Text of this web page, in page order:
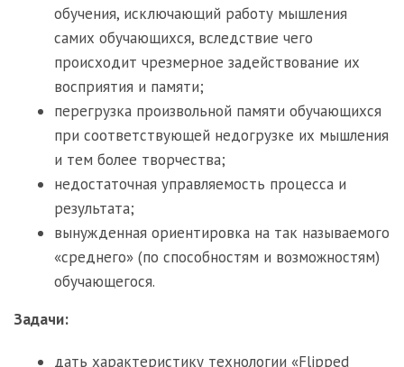
обучения, исключающий работу мышления
самих обучающихся, вследствие чего
происходит чрезмерное задействование их
восприятия и памяти;
перегрузка произвольной памяти обучающихся
при соответствующей недогрузке их мышления
и тем более творчества;
недостаточная управляемость процесса и
результата;
вынужденная ориентировка на так называемого
«среднего» (по способностям и возможностям)
обучающегося.
Задачи:
дать характеристику технологии «Flipped